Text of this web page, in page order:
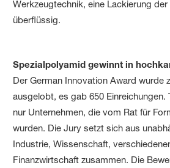
Werkzeugtechnik, eine Lackierung
überflüssig.
Spezialpolyamid gewinnt in
Der German Innovation Award wurde
ausgelobt, es gab 650 Einreichungen.
nur Unternehmen, die vom Rat für
wurden. Die Jury setzt sich aus
Industrie, Wissenschaft,
Finanzwirtschaft zusammen. Die